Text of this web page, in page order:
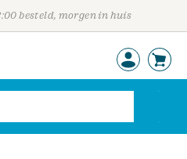
besteld, morgen in huis